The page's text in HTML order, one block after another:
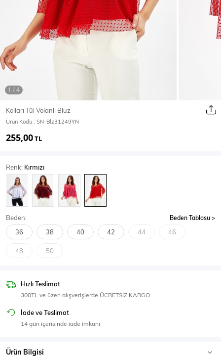
Ceket Mont & Kaban Yağmurluk
T-SHİRT & BLUZ
T-Shirt
Body Atlet
SPOR GİYİM
Eşofman Üstü
Kolları Tül Volanlı Bluz
Ürün Kodu : SN-Blz31249YN
255,00TL
Renk: Kırmızı
Beden: Beden Tablosu
36 38 40 42 44 46
48 50
Hızlı Teslimat
300TL ve üzeri alışverişlerde ÜCRETSİZ KARGO
İade ve Teslimat
14 gün içerisinde iade imkanı
Ürün Bilgisi